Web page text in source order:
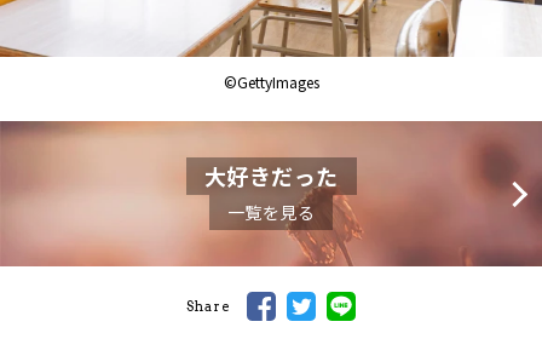
©GettyImages
大好きだった
一覧を見る
Share